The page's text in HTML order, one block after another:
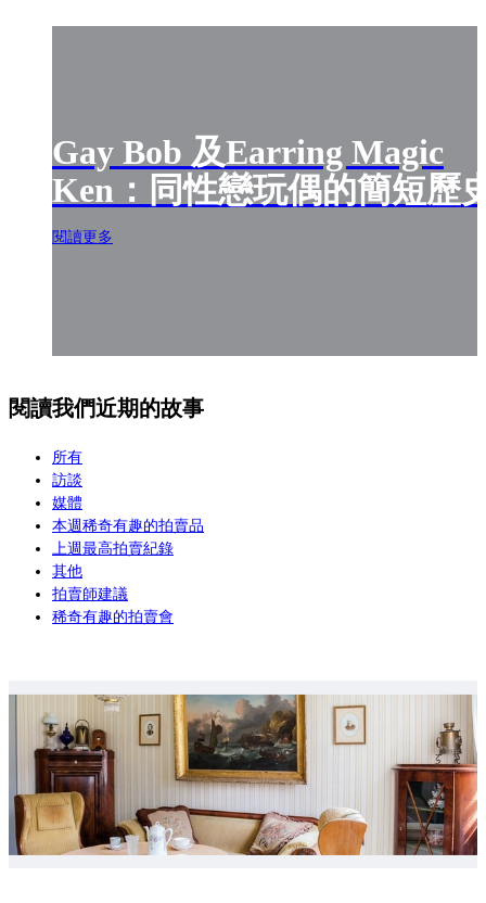
Gay Bob 及Earring Magic
Ken：同性戀玩偶的簡短歷
閱讀更多
閱讀我們近期的故事
所有
訪談
媒體
本週稀奇有趣的拍賣品
上週最高拍賣紀錄
其他
拍賣師建議
稀奇有趣的拍賣會